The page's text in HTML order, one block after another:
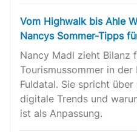
Vom Highwalk bis Ahle
Nancys Sommer-Tipps
Nancy Madl zieht Bilanz
Tourismussommer in
Fuldatal. Sie spricht über
digitale Trends und
ist als Anpassung.